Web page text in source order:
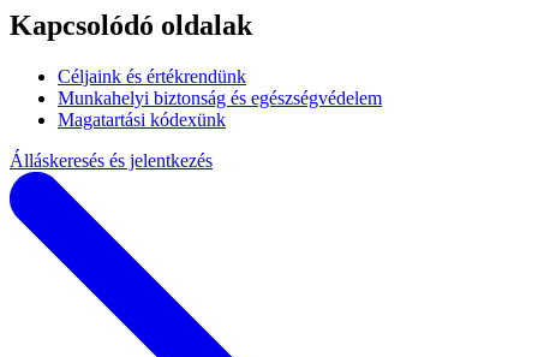
Kapcsolódó oldalak
Céljaink és értékrendünk
Munkahelyi biztonság és egészségvédelem
Magatartási kódexünk
Álláskeresés és jelentkezés